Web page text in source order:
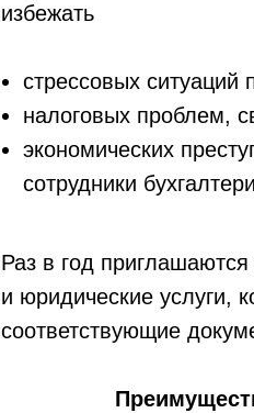
избежать
стрессовых ситуаций
налоговых проблем,
экономических
сотрудники
Раз в год
и юридические услуги,
соответствующие